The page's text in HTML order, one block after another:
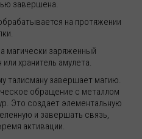
завершена.
на протяжении
магически заряженный
хранитель амулета.
талисману завершает магию.
обращение с металлом
Это создает элементальную
и завершать связь,
активации.